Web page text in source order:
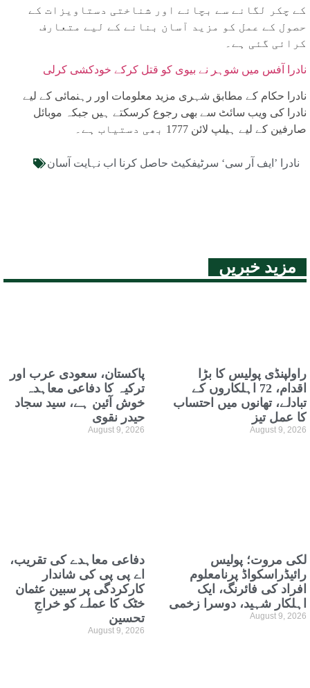
کے چکر لگانے سے بچانے اور شناختی دستاویزات کے
حصول کے عمل کو مزید آسان بنانے کے لیے متعارف
کرائی گئی ہے۔
نادرا آفس میں شوہر نے بیوی کو قتل کرکے خودکشی کرلی
نادرا حکام کے مطابق شہری مزید معلومات اور رہنمائی کے لیے
نادرا کی ویب سائٹ سے بھی رجوع کرسکتے ہیں جبکہ موبائل
صارفین کے لیے ہیلپ لائن 1777 بھی دستیاب ہے۔
نادرا ’ایف آر سی‘ سرٹیفکیٹ حاصل کرنا اب نہایت آسان
مزید خبریں
پاکستان، سعودی عرب اور
ترکیہ کا دفاعی معاہدہ
خوش آئین ہے، سید سجاد
حیدر نقوی
August 9, 2026
راولپنڈی پولیس کا بڑا
اقدام، 72 اہلکاروں کے
تبادلے، تھانوں میں احتساب
کا عمل تیز
August 9, 2026
دفاعی معاہدے کی تقریب،
اے پی پی کی شاندار
کارکردگی پر سبین عثمان
خٹک کا عملے کو خراجِ
تحسین
August 9, 2026
لکی مروت؛ پولیس
رائیڈراسکواڈ پرنامعلوم
افراد کی فائرنگ، ایک
اہلکار شہید، دوسرا زخمی
August 9, 2026